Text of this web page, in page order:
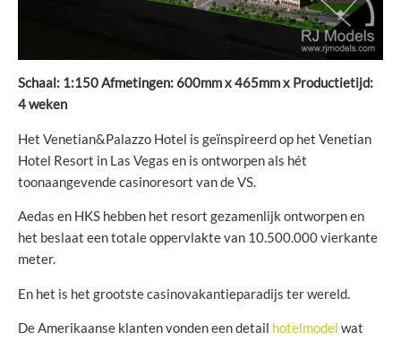
Schaal: 1:150 Afmetingen: 600mm x 465mm x Productietijd:
4 weken
Het Venetian&Palazzo Hotel is geïnspireerd op het Venetian
Hotel Resort in Las Vegas en is ontworpen als hét
toonaangevende casinoresort van de VS.
Aedas en HKS hebben het resort gezamenlijk ontworpen en
het beslaat een totale oppervlakte van 10.500.000 vierkante
meter.
En het is het grootste casinovakantieparadijs ter wereld.
De Amerikaanse klanten vonden een detail hotelmodel wat